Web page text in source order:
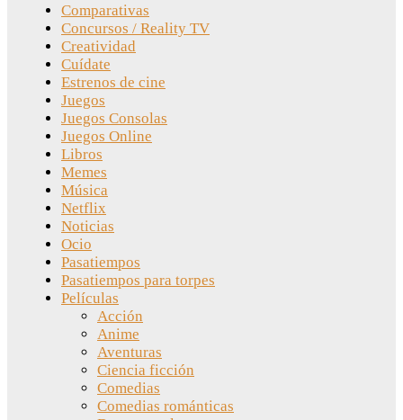
Comparativas
Concursos / Reality TV
Creatividad
Cuídate
Estrenos de cine
Juegos
Juegos Consolas
Juegos Online
Libros
Memes
Música
Netflix
Noticias
Ocio
Pasatiempos
Pasatiempos para torpes
Películas
Acción
Anime
Aventuras
Ciencia ficción
Comedias
Comedias románticas